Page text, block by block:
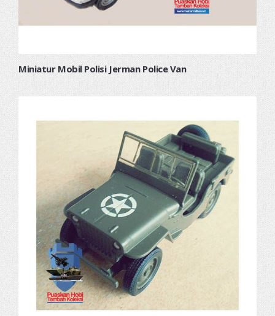
Miniatur Mobil Polisi Jerman Police Van